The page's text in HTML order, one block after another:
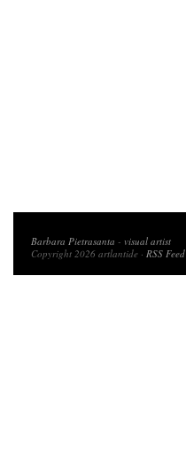
Barbara Pietrasanta - visual artist
Copyright 2026 artlantide · RSS Feed